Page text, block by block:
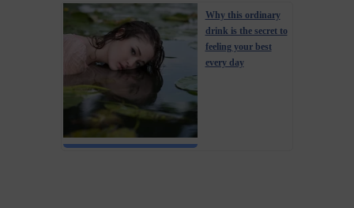
Why this ordinary
drink is the secret to
feeling your best
every day